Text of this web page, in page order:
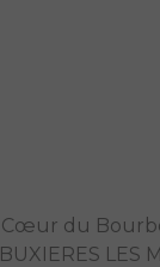
du
LES